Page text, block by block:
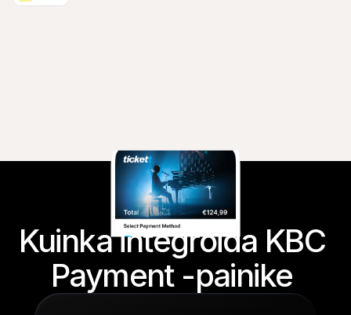
Kuinka integroida KBC
Payment -painike